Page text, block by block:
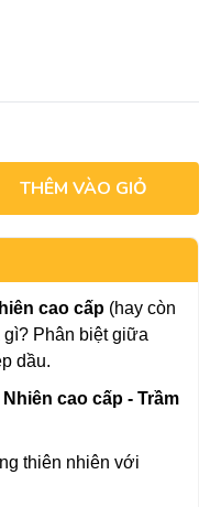
THÊM VÀO GIỎ
cao cấp (hay còn
gì? Phân biệt giữa
dầu.
cao cấp - Trầm
thiên nhiên với